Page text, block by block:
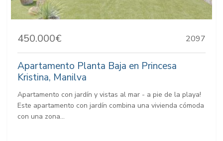
450.000€ 2097
Apartamento Planta Baja en Princesa
Kristina, Manilva
Apartamento con jardín y vistas al mar - a pie de la playa!
Este apartamento con jardín combina una vivienda cómoda
con una zona...